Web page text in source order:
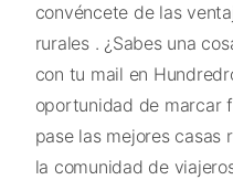
convéncete de las
rurales . ¿Sabes una
con tu mail en
oportunidad de marcar
pase las mejores casas
la comunidad de